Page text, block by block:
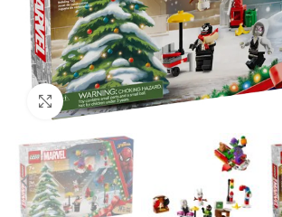
Klik om te vergroten